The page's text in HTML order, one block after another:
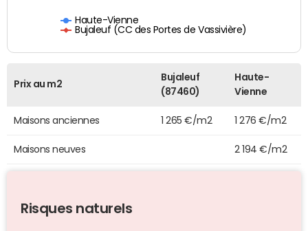
Haute-Vienne
Bujaleuf (CC des Portes de Vassivière)
Prix au m2
Bujaleuf
(87460)
Haute-
Vienne
Maisons anciennes 1 265 €/m2 1 276 €/m2
Maisons neuves 2 194 €/m2
Risques naturels